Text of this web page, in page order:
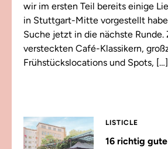
wir im ersten Teil bereits einige
in Stuttgart-Mitte vorgestellt
Suche jetzt in die nächste Runde.
versteckten Café-Klassikern,
Frühstückslocations und Spots, […]
LISTICLE
16 richtig